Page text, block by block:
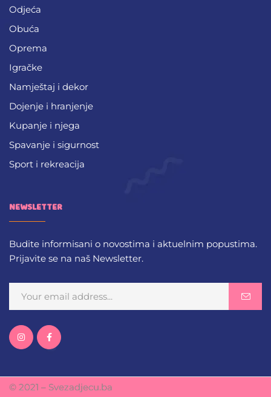
Odjeća
Obuća
Oprema
Igračke
Namještaj i dekor
Dojenje i hranjenje
Kupanje i njega
Spavanje i sigurnost
Sport i rekreacija
NEWSLETTER
Budite informisani o novostima i aktuelnim popustima.
Prijavite se na naš Newsletter.
© 2021 – Svezadjecu.ba